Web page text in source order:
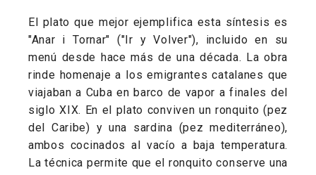
El plato que mejor ejemplifica esta síntesis es
"Anar i Tornar" ("Ir y Volver"), incluido en su
menú desde hace más de una década. La obra
rinde homenaje a los emigrantes catalanes que
viajaban a Cuba en barco de vapor a finales del
siglo XIX. En el plato conviven un ronquito (pez
del Caribe) y una sardina (pez mediterráneo),
ambos cocinados al vacío a baja temperatura.
La técnica permite que el ronquito conserve una